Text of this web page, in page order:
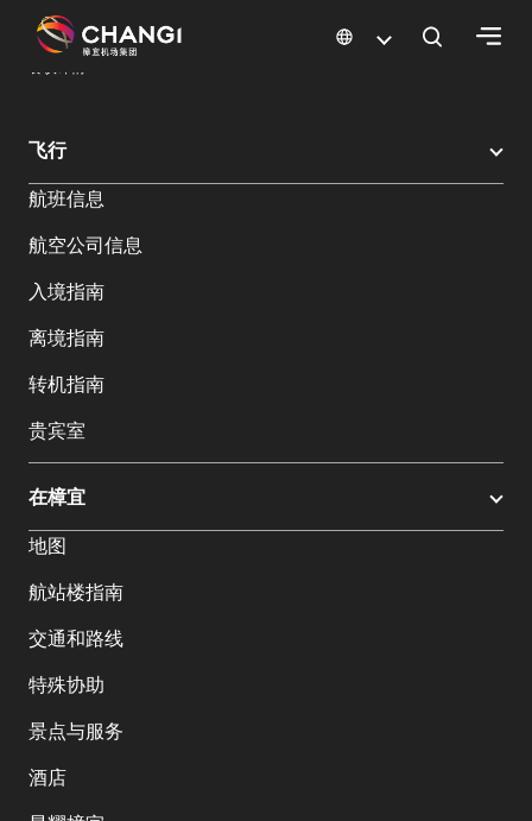
所
樟
宜
网
站:
选
择
言:
樟宜机场 樟宜机场餐饮与购物
餐饮指南：餐厅和美食 | 樟宜机场
飞行
航班信息
航空公司信息
入境指南
离境指南
转机指南
贵宾室
在樟宜
地图
航站楼指南
交通和路线
特殊协助
景点与服务
酒店